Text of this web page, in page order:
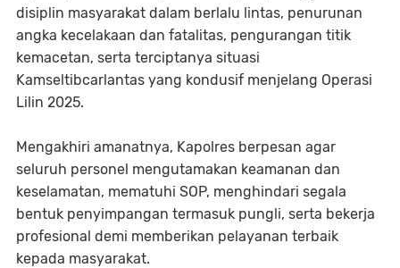
disiplin masyarakat dalam berlalu lintas, penurunan
angka kecelakaan dan fatalitas, pengurangan titik
kemacetan, serta terciptanya situasi
Kamseltibcarlantas yang kondusif menjelang Operasi
Lilin 2025.
Mengakhiri amanatnya, Kapolres berpesan agar
seluruh personel mengutamakan keamanan dan
keselamatan, mematuhi SOP, menghindari segala
bentuk penyimpangan termasuk pungli, serta bekerja
profesional demi memberikan pelayanan terbaik
kepada masyarakat.